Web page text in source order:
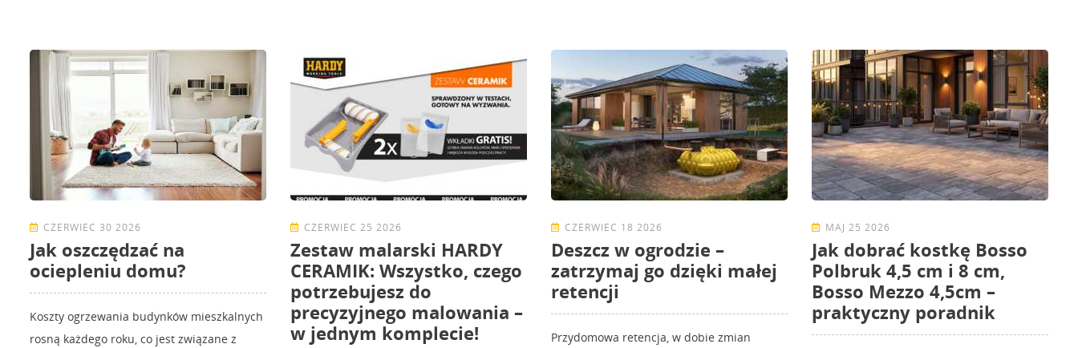
CZERWIEC 30 2026
Jak oszczędzać na
ociepleniu domu?
Koszty ogrzewania budynków mieszkalnych
rosną każdego roku, co jest związane z
CZERWIEC 25 2026
Zestaw malarski HARDY
CERAMIK: Wszystko, czego
potrzebujesz do
precyzyjnego malowania –
w jednym komplecie!
CZERWIEC 18 2026
Deszcz w ogrodzie –
zatrzymaj go dzięki małej
retencji
Przydomowa retencja, w dobie zmian
MAJ 25 2026
Jak dobrać kostkę Bosso
Polbruk 4,5 cm i 8 cm,
Bosso Mezzo 4,5cm –
praktyczny poradnik